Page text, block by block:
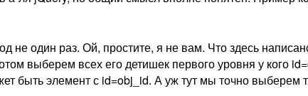
не один раз. Ой, простите, я не вам. Что здесь
выберем всех его детишек первого уровня у кого
быть элемент с id=obj_id. А уж тут мы точно выберем